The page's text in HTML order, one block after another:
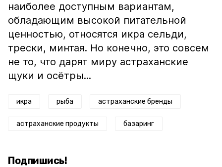
наиболее доступным вариантам,
обладающим высокой питательной
ценностью, относятся икра сельди,
трески, минтая. Но конечно, это совсем
не то, что дарят миру астраханские
щуки и осётры...
икра рыба астраханские бренды
астраханские продукты базаринг
Подпишись!